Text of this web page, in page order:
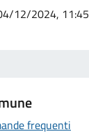
12/2024, 11:45
frequenti